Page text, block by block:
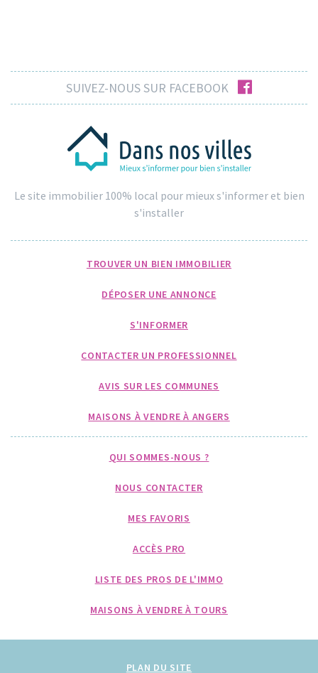
SUIVEZ-NOUS SUR FACEBOOK facebook
Le site immobilier 100% local pour mieux s'informer et bien
s'installer
TROUVER UN BIEN IMMOBILIER
DÉPOSER UNE ANNONCE
S'INFORMER
CONTACTER UN PROFESSIONNEL
AVIS SUR LES COMMUNES
MAISONS À VENDRE À ANGERS
QUI SOMMES-NOUS ?
NOUS CONTACTER
MES FAVORIS
ACCÈS PRO
LISTE DES PROS DE L'IMMO
MAISONS À VENDRE À TOURS
PLAN DU SITE